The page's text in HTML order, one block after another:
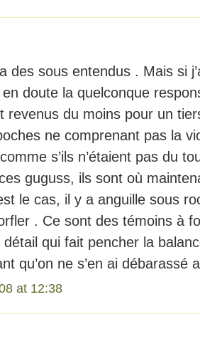
a des sous entendus . Mais si
doute la quelconque
revenus du moins pour un
ne comprenant pas la
s’ils n’étaient pas du
guguss, ils sont où
le cas, il y a anguille sous
. Ce sont des témoins à
qui fait pencher la
qu’on ne s’en ai débarassé
at 12:38